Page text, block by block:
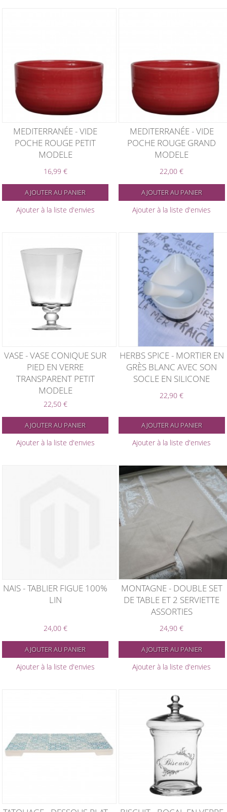
MEDITERRANÉE - VIDE
POCHE ROUGE PETIT
MODELE
16,99 €
AJOUTER AU PANIER
Ajouter à la liste d'envies
MEDITERRANÉE - VIDE
POCHE ROUGE GRAND
MODELE
22,00 €
AJOUTER AU PANIER
Ajouter à la liste d'envies
VASE - VASE CONIQUE SUR
PIED EN VERRE
TRANSPARENT PETIT
MODELE
22,50 €
AJOUTER AU PANIER
Ajouter à la liste d'envies
HERBS SPICE - MORTIER EN
GRÈS BLANC AVEC SON
SOCLE EN SILICONE
22,90 €
AJOUTER AU PANIER
Ajouter à la liste d'envies
NAIS - TABLIER FIGUE 100%
LIN
24,00 €
AJOUTER AU PANIER
Ajouter à la liste d'envies
MONTAGNE - DOUBLE SET
DE TABLE ET 2 SERVIETTE
ASSORTIES
24,90 €
AJOUTER AU PANIER
Ajouter à la liste d'envies